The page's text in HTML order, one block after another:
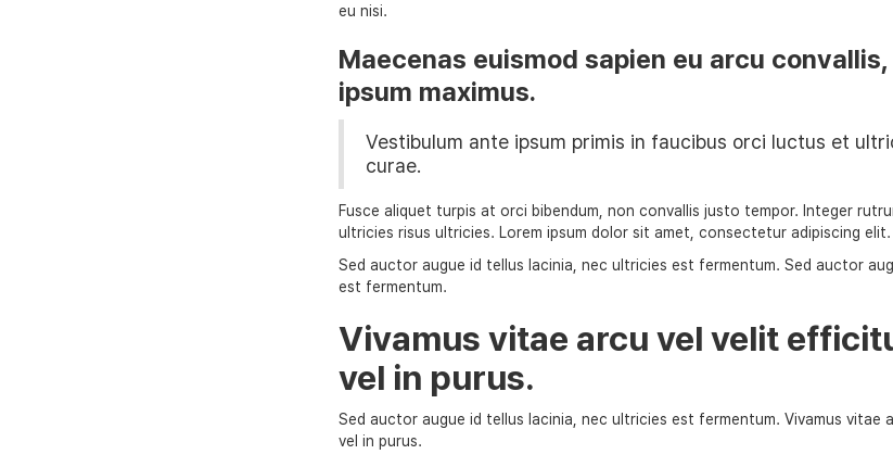
eu nisi.
Maecenas euismod sapien eu arcu
ipsum maximus.
Vestibulum ante ipsum primis in faucibus orci luctus et
curae.
Fusce aliquet turpis at orci bibendum, non convallis justo tempor. Integer
ultricies risus ultricies. Lorem ipsum dolor sit amet, consectetur adipiscing elit.
Sed auctor augue id tellus lacinia, nec ultricies est fermentum. Sed auctor
est fermentum.
Vivamus vitae arcu vel velit
vel in purus.
Sed auctor augue id tellus lacinia, nec ultricies est fermentum. Vivamus vitae
vel in purus.